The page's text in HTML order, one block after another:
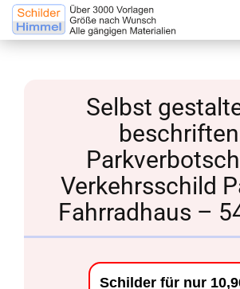
Selbst
beschriften
Verkehrsschild
Fahrradhaus –
Schilder für nur